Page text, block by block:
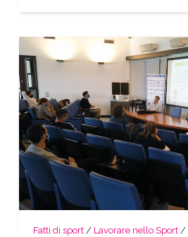
Fatti di sport / Lavorare nello Sport /